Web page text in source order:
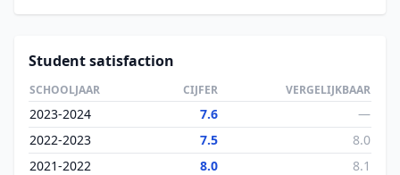
Student satisfaction
SCHOOLJAAR CIJFER VERGELIJKBAAR
2023-2024 7.6
—
2022-2023
7.5
8.0
2021-2022
8.0 8.1